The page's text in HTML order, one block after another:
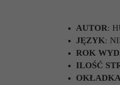
AUTOR:
JĘZYK:
ROK
ILOŚĆ